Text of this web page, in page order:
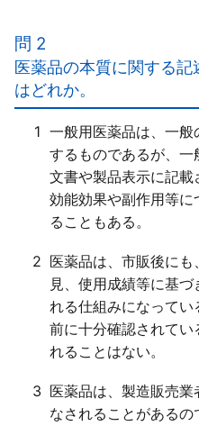
ｂ×
医療用医薬品と比較すれ
えられる一般用医薬品で
生上のリスクを「伴う」。
問 2
医薬品の本質に関する
はどれか。
1 一般用医薬品は、一
するものであるが、
文書や製品表示に記載
効能効果や副作用等
ることもある。
2 医薬品は、市販後に
見、使用成績等に基
れる仕組みになって
前に十分確認されてい
れることはない。
3 医薬品は、製造販売
なされることがある